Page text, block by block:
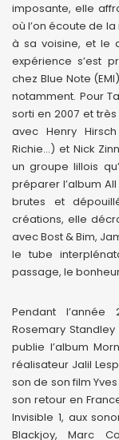
imposante, elle
où l’on écoute de
à sa voisine, et le
expérience s’est
chez Blue Note
notamment. Pour
sorti en 2007 et
avec Henry
Richie…) et Nick
un groupe lillois
préparer l’album
brutes et
créations, elle
avec Bost & Bim,
le tube
passage, le
Pendant
Rosemary
publie l’album
réalisateur Jalil
son de son film
son retour en
Invisible 1, aux
Blackjoy, Marc